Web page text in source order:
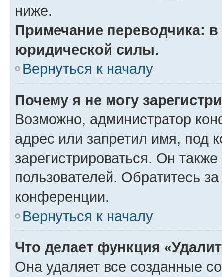
ниже.
Примечание переводчика:
юридической силы.
Вернуться к началу
Почему я не могу
Возможно, администратор
адрес или запретил имя, под
зарегистрироваться. Он
пользователей. Обратитесь
конференции.
Вернуться к началу
Что делает функция
Она удаляет все созданные